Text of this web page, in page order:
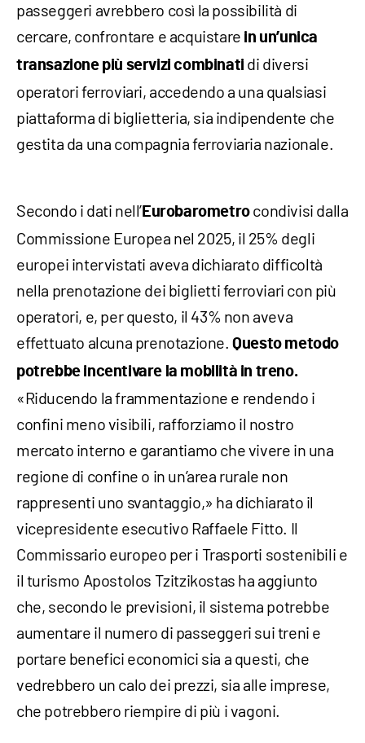
passeggeri avrebbero così la possibilità di
cercare, confrontare e acquistare in un’unica
transazione più servizi combinati di diversi
operatori ferroviari, accedendo a una qualsiasi
piattaforma di biglietteria, sia indipendente che
gestita da una compagnia ferroviaria nazionale.
Secondo i dati nell’ Eurobarometrocondivisi dalla
Commissione Europea nel 2025, il 25% degli
europei intervistati aveva dichiarato difficoltà
nella prenotazione dei biglietti ferroviari con più
operatori, e, per questo, il 43% non aveva
effettuato alcuna prenotazione. Questo metodo
potrebbe incentivare la mobilità in treno.
«Riducendo la frammentazione e rendendo i
confini meno visibili, rafforziamo il nostro
mercato interno e garantiamo che vivere in una
regione di confine o in un’area rurale non
rappresenti uno svantaggio,» ha dichiarato il
vicepresidente esecutivo Raffaele Fitto. Il
Commissario europeo per i Trasporti sostenibili e
il turismo Apostolos Tzitzikostas ha aggiunto
che, secondo le previsioni, il sistema potrebbe
aumentare il numero di passeggeri sui treni e
portare benefici economici sia a questi, che
vedrebbero un calo dei prezzi, sia alle imprese,
che potrebbero riempire di più i vagoni.